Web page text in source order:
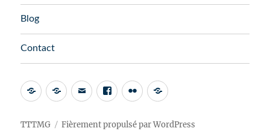
sous-
Blog
Contact
AdminAssoConnect
Email Facebook
Flickr FFTT
Club
TTTMG Fièrement propulsé par WordPress